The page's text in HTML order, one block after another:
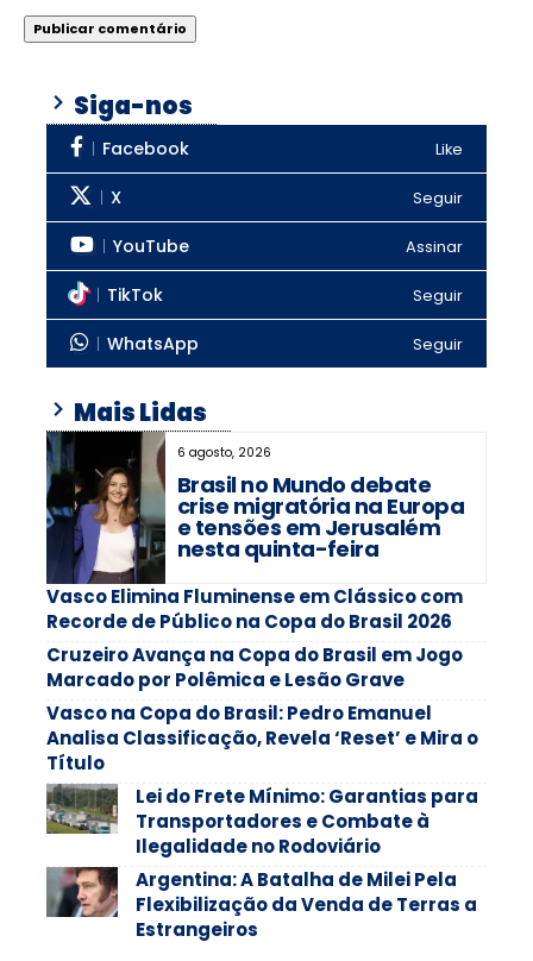
Siga-nos
Facebook Like
X Seguir
YouTube Assinar
TikTok Seguir
WhatsApp Seguir
Mais Lidas
6 agosto, 2026
Brasil no Mundo debate
crise migratória na Europa
e tensões em Jerusalém
nesta quinta-feira
Vasco Elimina Fluminense em Clássico com
Recorde de Público na Copa do Brasil 2026
Cruzeiro Avança na Copa do Brasil em Jogo
Marcado por Polêmica e Lesão Grave
Vasco na Copa do Brasil: Pedro Emanuel
Analisa Classificação, Revela ‘Reset’ e Mira o
Título
Lei do Frete Mínimo: Garantias para
Transportadores e Combate à
Ilegalidade no Rodoviário
Argentina: A Batalha de Milei Pela
Flexibilização da Venda de Terras a
Estrangeiros